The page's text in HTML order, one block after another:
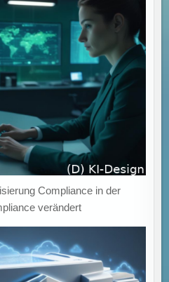
Compliance in der
verändert